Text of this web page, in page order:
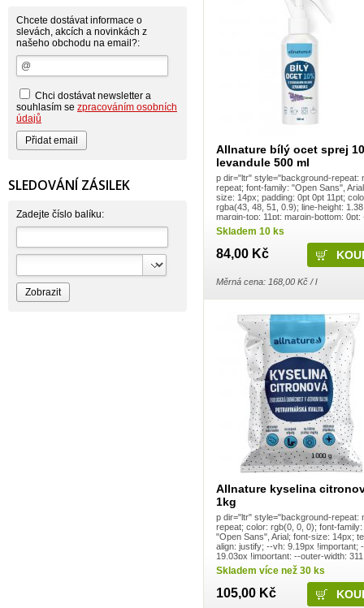
Allnature bílý ocet sprej
levandule 500 ml
p dir="ltr" style="background-repeat:
repeat; font-family: "Open Sans",
size: 14px; padding: 0pt 0pt 11pt;
rgba(43, 48, 51, 0.9); line-height:
margin-top: 11pt; margin-bottom: 0pt;
9.19px !important; --vw: 19.03px
...
Skladem 10 ks
84,00 Kč
Měrná cena: 168,00 Kč / l
Allnature kyselina
1kg
p dir="ltr" style="background-repeat:
repeat; color: rgb(0, 0, 0); font-family:
"Open Sans", Arial; font-size: 14px;
align: justify; --vh: 9.19px !important;
19.03px !important; --outer-width:
!important; --bs-header-height:
Skladem více než 30 ks
105,00 Kč
Atlantic
AutoMax Group
Axcentive
BaL
Bateria
Beauty Lille
Beiersdorf - Nivea
Bella
Benkor
BERGEN S. R. L.
Bettina Barty
Bio-repel
Bioclean
Biolit
BIOM s.r.o.
Bioprospect
Bispol
Blue Stratos
BlueSun
Chcete dostávat informace o
slevách, akcích a novinkách z
našeho obchodu na email?:
Chci dostávat newsletter a
souhlasím se zpracováním osobních
údajů
SLEDOVÁNÍ ZÁSILEK
Zadejte číslo balíku: